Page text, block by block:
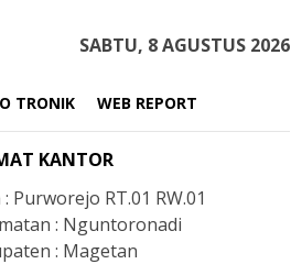
SABTU, 8 AGUSTUS 2026
TRONIK WEB REPORT
KANTOR
: Purworejo RT.01 RW.01
: Nguntoronadi
: Magetan